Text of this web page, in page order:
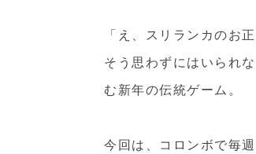
「え、スリランカのお
そう思わずにはいられ
む新年の伝統ゲーム。
今回は、コロンボで毎